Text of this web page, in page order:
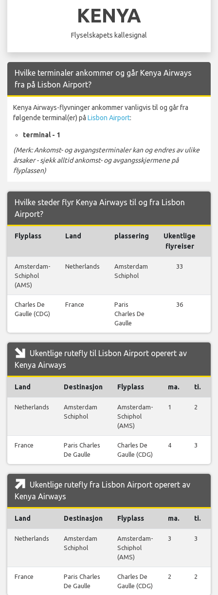
KENYA
Flyselskapets kallesignal
Hvilke terminaler ankommer og går Kenya Airways
fra på Lisbon Airport?
Kenya Airways-flyvninger ankommer vanligvis til og går fra
følgende terminal(er) på Lisbon Airport:
terminal - 1
(Merk: Ankomst- og avgangsterminaler kan og endres av ulike
årsaker - sjekk alltid ankomst- og avgangsskjermene på
flyplassen)
Hvilke steder flyr Kenya Airways til og fra Lisbon
Airport?
Flyplass Land plassering
Ukentlige
flyreiser
Amsterdam-
Schiphol
(AMS)
Netherlands
Amsterdam
Schiphol
33
Charles De
Gaulle (CDG)
France
Paris
Charles De
Gaulle
36
Ukentlige rutefly til Lisbon Airport operert av
Kenya Airways
Land Destinasjon Flyplass ma. ti.
Netherlands
Amsterdam
Schiphol
Amsterdam-
Schiphol
(AMS)
1 2
France
Paris Charles
De Gaulle
Charles De
Gaulle (CDG)
4 3
Ukentlige rutefly fra Lisbon Airport operert av
Kenya Airways
Land Destinasjon Flyplass ma. ti.
Netherlands
Amsterdam
Schiphol
Amsterdam-
Schiphol
(AMS)
3 3
France
Paris Charles
De Gaulle
Charles De
Gaulle (CDG)
2 2